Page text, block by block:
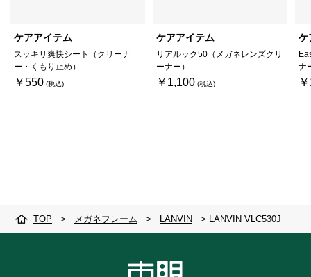
ケアアイテム
スッキリ爽快シート（クリーナ
ー・くもり止め）
￥550
ケアアイテム
リアルック50（メガネレンズクリ
ーナー）
￥1,100
ケ
ナ
TOP > メガネフレーム > LANVIN > LANVIN VLC530J